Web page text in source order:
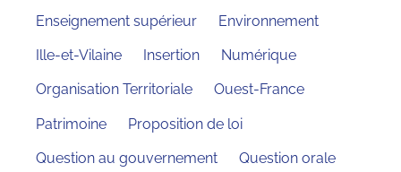
Enseignement supérieur Environnement
Ille-et-Vilaine Insertion Numérique
Organisation Territoriale Ouest-France
Patrimoine Proposition de loi
Question au gouvernement Question orale